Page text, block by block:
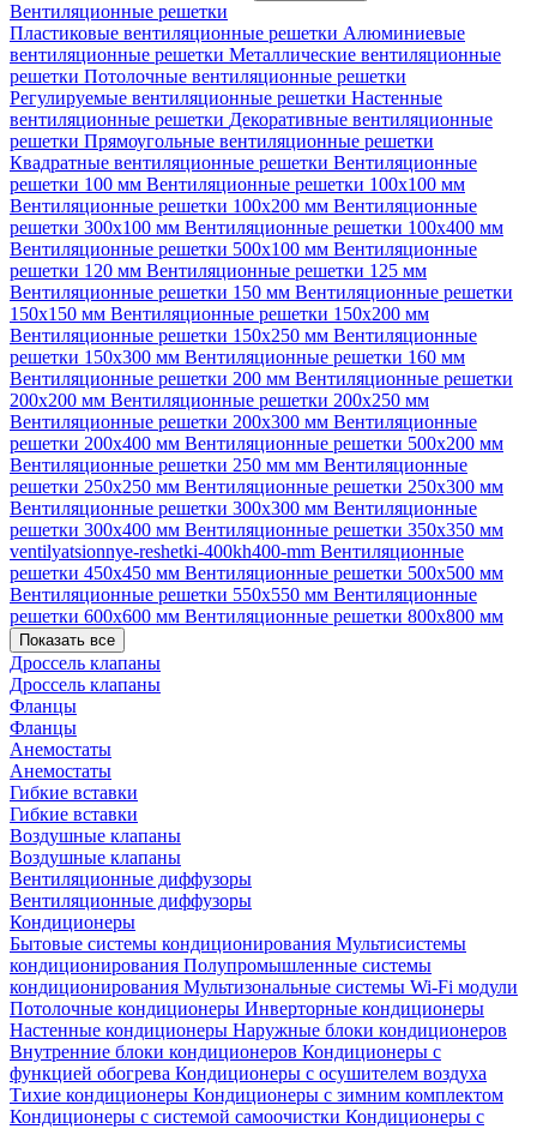
Вентиляционные решетки
Пластиковые вентиляционные решетки Алюминиевые
вентиляционные решетки Металлические вентиляционные
решетки Потолочные вентиляционные решетки
Регулируемые вентиляционные решетки Настенные
вентиляционные решетки Декоративные вентиляционные
решетки Прямоугольные вентиляционные решетки
Квадратные вентиляционные решетки Вентиляционные
решетки 100 мм Вентиляционные решетки 100х100 мм
Вентиляционные решетки 100х200 мм Вентиляционные
решетки 300х100 мм Вентиляционные решетки 100х400 мм
Вентиляционные решетки 500х100 мм Вентиляционные
решетки 120 мм Вентиляционные решетки 125 мм
Вентиляционные решетки 150 мм Вентиляционные решетки
150х150 мм Вентиляционные решетки 150х200 мм
Вентиляционные решетки 150х250 мм Вентиляционные
решетки 150х300 мм Вентиляционные решетки 160 мм
Вентиляционные решетки 200 мм Вентиляционные решетки
200х200 мм Вентиляционные решетки 200х250 мм
Вентиляционные решетки 200х300 мм Вентиляционные
решетки 200х400 мм Вентиляционные решетки 500х200 мм
Вентиляционные решетки 250 мм мм Вентиляционные
решетки 250х250 мм Вентиляционные решетки 250х300 мм
Вентиляционные решетки 300х300 мм Вентиляционные
решетки 300х400 мм Вентиляционные решетки 350х350 мм
ventilyatsionnye-reshetki-400kh400-mm Вентиляционные
решетки 450х450 мм Вентиляционные решетки 500х500 мм
Вентиляционные решетки 550х550 мм Вентиляционные
решетки 600х600 мм Вентиляционные решетки 800х800 мм
Показать все
Дроссель клапаны
Дроссель клапаны
Фланцы
Фланцы
Анемостаты
Анемостаты
Гибкие вставки
Гибкие вставки
Воздушные клапаны
Воздушные клапаны
Вентиляционные диффузоры
Вентиляционные диффузоры
Кондиционеры
Бытовые системы кондиционирования Мультисистемы
кондиционирования Полупромышленные системы
кондиционирования Мультизональные системы Wi-Fi модули
Потолочные кондиционеры Инверторные кондиционеры
Настенные кондиционеры Наружные блоки кондиционеров
Внутренние блоки кондиционеров Кондиционеры с
функцией обогрева Кондиционеры с осушителем воздуха
Тихие кондиционеры Кондиционеры с зимним комплектом
Кондиционеры с системой самоочистки Кондиционеры с